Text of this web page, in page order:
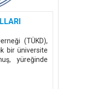
(TÜKD),
bir üniversite
yüreğinde